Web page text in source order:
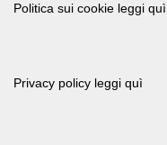
Politica sui cookie leggi quì .
Privacy policy leggi quì